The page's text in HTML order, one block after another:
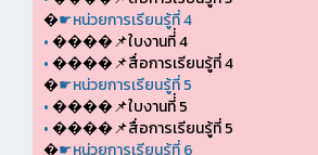
�☛หน่วยการเรียนรู้ที่ 4
•����📌ใบงานที่่ 4
•����📌สื่อการเรียนรู้ที่ 4
�☛หน่วยการเรียนรู้ที่ 5
•����📌ใบงานที่่ 5
•����📌สื่อการเรียนรู้ที่ 5
�☛หน่วยการเรียนรู้ที่ 6